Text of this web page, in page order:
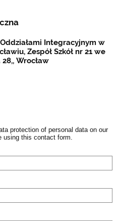
Integracyjnym w
Zespół Szkół nr 21 we
Wrocław
protection of personal data on our
using this contact form.